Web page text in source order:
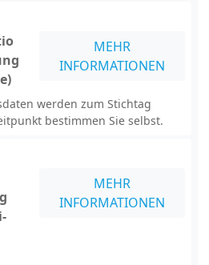
MEHR
INFORMATIONEN
werden zum Stichtag
bestimmen Sie selbst.
MEHR
INFORMATIONEN